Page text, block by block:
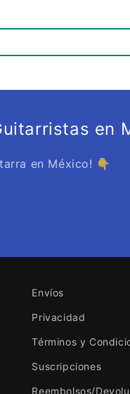
en
en México! 👇
Envíos
Privacidad
Términos y
Suscripciones
Reembolsos/